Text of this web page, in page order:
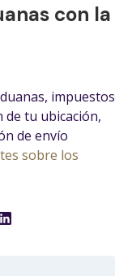
con la
impuestos
de tu ubicación,
de envío
sobre los